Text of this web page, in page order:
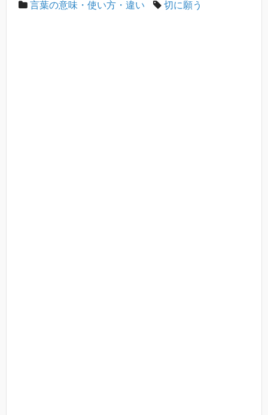
言葉の意味・使い方・違い 切に願う